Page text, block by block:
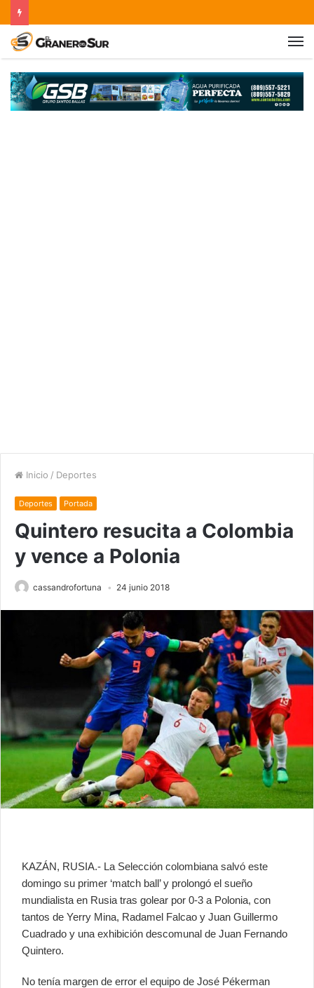
Inicio / Deportes
Deportes Portada
Quintero resucita a Colombia
y vence a Polonia
cassandrofortuna 24 junio 2018
KAZÁN, RUSIA.- La Selección colombiana salvó este
domingo su primer ‘match ball’ y prolongó el sueño
mundialista en Rusia tras golear por 0-3 a Polonia, con
tantos de Yerry Mina, Radamel Falcao y Juan Guillermo
Cuadrado y una exhibición descomunal de Juan Fernando
Quintero.
No tenía margen de error el equipo de José Pékerman